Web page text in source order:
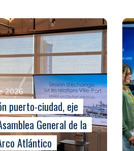
2026
puerto-ciudad, eje
General de la
Atlántico